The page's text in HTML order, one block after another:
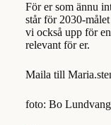
För er som ännu
står för 2030-
vi också upp för
relevant för er.
Maila till
foto: Bo Lundvang